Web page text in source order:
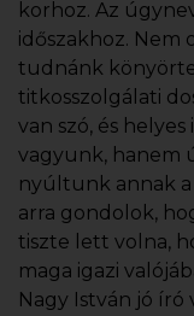
korhoz. Az
időszakhoz. Nem
tudnánk
titkosszolgálati
van szó, és
vagyunk, hanem
nyúltunk annak
arra gondolok,
tiszte lett volna,
maga igazi
Nagy István jó író